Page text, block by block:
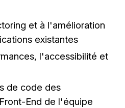
et à l'amélioration
existantes
l'accessibilité et
de code des
End de l'équipe